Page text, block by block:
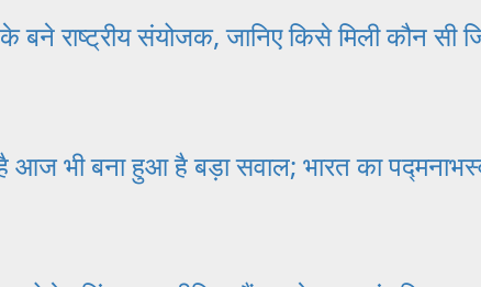
राष्ट्रीय संयोजक, जानिए किसे मिली कौन सी
भी बना हुआ है बड़ा सवाल; भारत का